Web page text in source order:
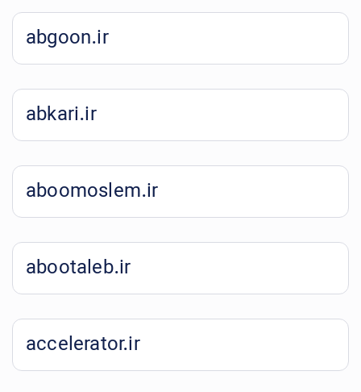
abgoon.ir
abkari.ir
aboomoslem.ir
abootaleb.ir
accelerator.ir